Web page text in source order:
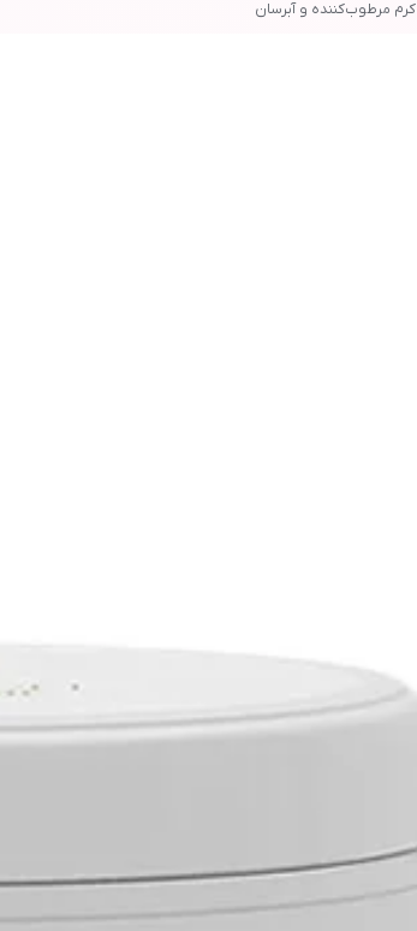
کرم مرطوب‌کننده و آبرسان